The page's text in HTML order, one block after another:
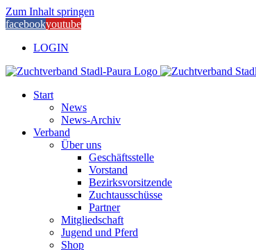
Zum Inhalt springen
facebookyoutube
LOGIN
Start
News
News-Archiv
Verband
Über uns
Geschäftsstelle
Vorstand
Bezirksvorsitzende
Zuchtausschüsse
Partner
Mitgliedschaft
Jugend und Pferd
Shop